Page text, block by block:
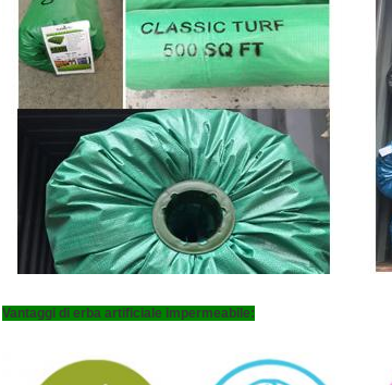
Vantaggi di erba artificiale impermeabile: